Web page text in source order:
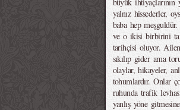
yalnız hissederler,
baba hep
ve o ikisi birbirini
tarihçisi oluyor.
sıkılıp gider ama
olaylar, hikayeler,
tohumlardır. Onlar
ruhunda trafik
yanlış yöne